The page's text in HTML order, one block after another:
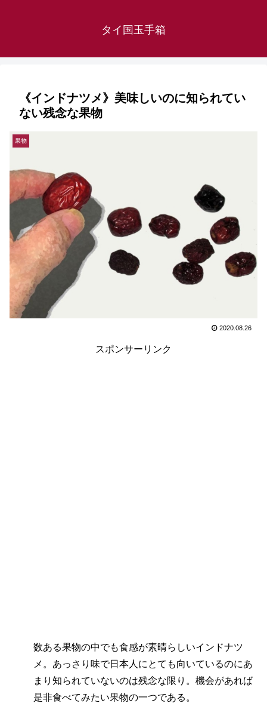
タイ国玉手箱
《インドナツメ》美味しいのに知られてい
ない残念な果物
果物
2020.08.26
スポンサーリンク
数ある果物の中でも食感が素晴らしいインドナツ
メ。あっさり味で日本人にとても向いているのにあ
まり知られていないのは残念な限り。機会があれば
是非食べてみたい果物の一つである。